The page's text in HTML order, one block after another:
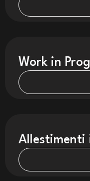
Work in
Allestimenti